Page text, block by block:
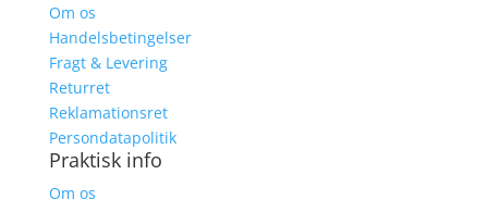
Om os
Handelsbetingelser
Fragt & Levering
Returret
Reklamationsret
Persondatapolitik
Praktisk info
Om os